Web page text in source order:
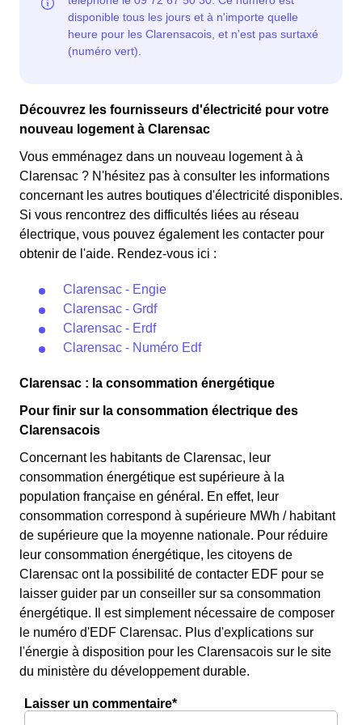
Découvrez les fournisseurs d'électricité pour votre
nouveau logement à Clarensac
Vous emménagez dans un nouveau logement à à
Clarensac ? N'hésitez pas à consulter les informations
concernant les autres boutiques d'électricité disponibles.
Si vous rencontrez des difficultés liées au réseau
électrique, vous pouvez également les contacter pour
obtenir de l'aide. Rendez-vous ici :
Clarensac - Engie
Clarensac - Grdf
Clarensac - Erdf
Clarensac - Numéro Edf
Clarensac : la consommation énergétique
Pour finir sur la consommation électrique des
Clarensacois
Concernant les habitants de Clarensac, leur
consommation énergétique est supérieure à la
population française en général. En effet, leur
consommation correspond à supérieure MWh / habitant
de supérieure que la moyenne nationale. Pour réduire
leur consommation énergétique, les citoyens de
Clarensac ont la possibilité de contacter EDF pour se
laisser guider par un conseiller sur sa consommation
énergétique. Il est simplement nécessaire de composer
le numéro d'EDF Clarensac. Plus d'explications sur
l'énergie à disposition pour les Clarensacois sur le site
du ministère du développement durable.
Laisser un commentaire*